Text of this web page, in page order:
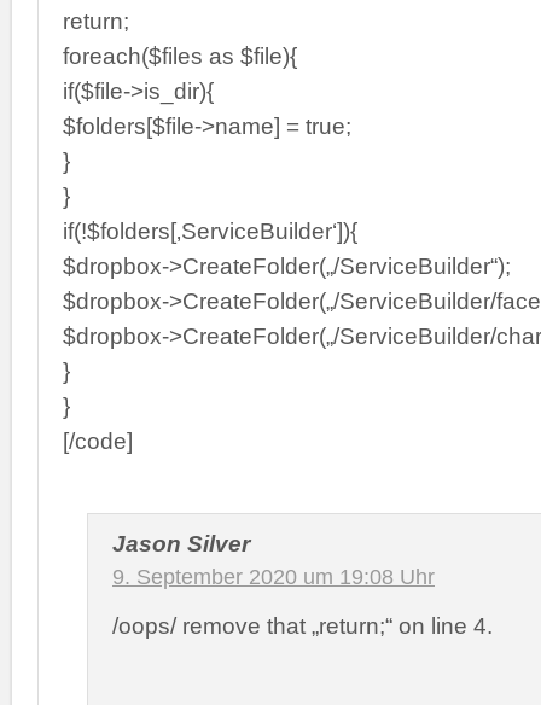
return;
foreach($files as $file){
if($file->is_dir){
$folders[$file->name] = true;
}
}
if(!$folders[‚ServiceBuilder‘]){
$dropbox->CreateFolder(„/ServiceBuilder“);
$dropbox->CreateFolder(„/ServiceBuilder/
$dropbox->CreateFolder(„/ServiceBuilder/
}
}
[/code]
Jason Silver
9. September 2020 um 19:08 Uhr
/oops/ remove that „return;“ on line 4.